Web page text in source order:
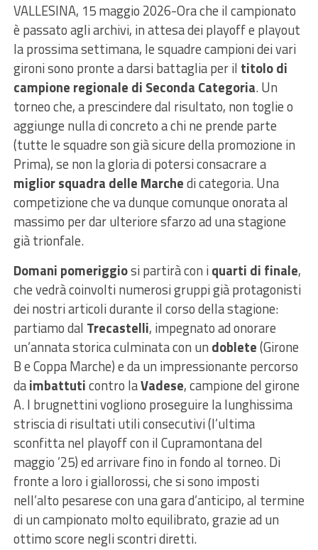
VALLESINA, 15 maggio 2026-Ora che il campionato
è passato agli archivi, in attesa dei playoff e playout
la prossima settimana, le squadre campioni dei vari
gironi sono pronte a darsi battaglia per il titolo di
campione regionale di Seconda Categoria. Un
torneo che, a prescindere dal risultato, non toglie o
aggiunge nulla di concreto a chi ne prende parte
(tutte le squadre son già sicure della promozione in
Prima), se non la gloria di potersi consacrare a
miglior squadra delle Marchedi categoria. Una
competizione che va dunque comunque onorata al
massimo per dar ulteriore sfarzo ad una stagione
già trionfale.
Domani pomeriggiosi partirà con iquarti di finale,
che vedrà coinvolti numerosi gruppi già protagonisti
dei nostri articoli durante il corso della stagione:
partiamo dal Trecastelli, impegnato ad onorare
un’annata storica culminata con un doblete(Girone
B e Coppa Marche) e da un impressionante percorso
daimbattuticontro laVadese, campione del girone
A. I brugnettini vogliono proseguire la lunghissima
striscia di risultati utili consecutivi (l’ultima
sconfitta nel playoff con il Cupramontana del
maggio ’25) ed arrivare fino in fondo al torneo. Di
fronte a loro i giallorossi, che si sono imposti
nell’alto pesarese con una gara d’anticipo, al termine
di un campionato molto equilibrato, grazie ad un
ottimo score negli scontri diretti.